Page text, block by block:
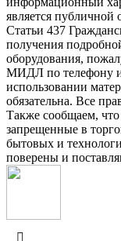
является
Статьи 437
получения
оборудования,
МИДЛ по телефону
использовании
обязательна. Все
Также сообщаем,
запрещенные в
бытовых и
поверены и